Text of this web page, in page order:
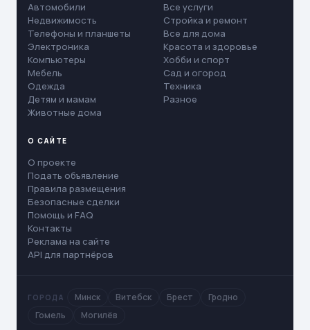
Автомобили
Недвижимость
Телефоны и планшеты
Электроника
Компьютеры
Мебель
Одежда
Детям и мамам
Животные дома
Все услуги
Стройка и ремонт
Все для дома
Красота и здоровье
Хобби и спорт
Сад и огород
Техника
Разное
О САЙТЕ
О проекте
Подать объявление
Правила размещения
Безопасные сделки
Помощь и FAQ
Контакты
Реклама на сайте
API для партнёров
ГОРОДА Минск Витебск Брест
Гродно
Гомель
Могилёв